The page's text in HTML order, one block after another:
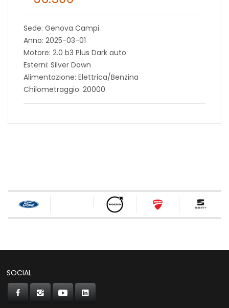
Sede: Genova Campi
Anno: 2025-03-01
Motore: 2.0 b3 Plus Dark auto
Esterni: Silver Dawn
Alimentazione: Elettrica/Benzina
Chilometraggio: 20000
SOCIAL